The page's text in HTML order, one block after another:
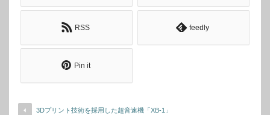
RSS feedly
Pin it
3Dプリント技術を採用した超音速機「XB-1」